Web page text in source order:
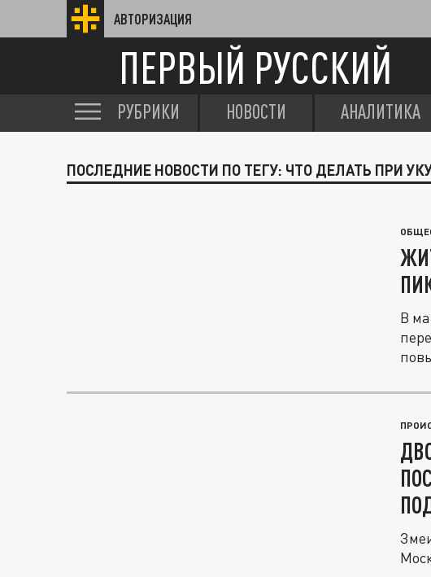
АВТОРИЗАЦИЯ
ПЕРВЫЙ РУССКИЙ
РУБРИКИ НОВОСТИ АНАЛИТИКА
ПОСЛЕДНИЕ НОВОСТИ ПО ТЕГУ: ЧТО ДЕЛАТЬ ПРИ
В